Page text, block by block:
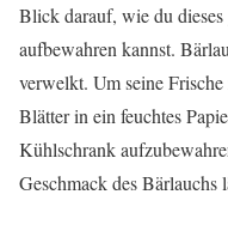
Blick darauf, wie du
aufbewahren kannst.
verwelkt. Um seine
Blätter in ein feuchtes
Kühlschrank
Geschmack des Bärlauchs